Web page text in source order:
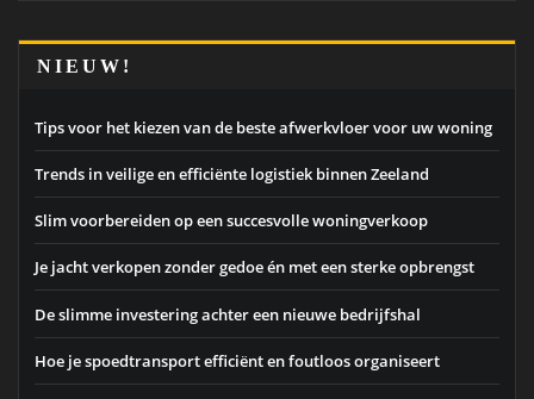
NIEUW!
Tips voor het kiezen van de beste afwerkvloer voor uw woning
Trends in veilige en efficiënte logistiek binnen Zeeland
Slim voorbereiden op een succesvolle woningverkoop
Je jacht verkopen zonder gedoe én met een sterke opbrengst
De slimme investering achter een nieuwe bedrijfshal
Hoe je spoedtransport efficiënt en foutloos organiseert